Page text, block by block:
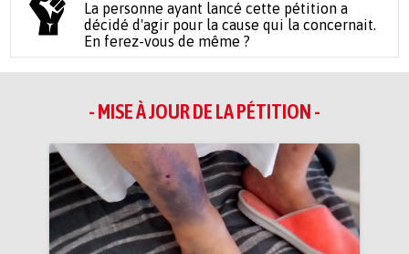
La personne ayant lancé cette pétition a
décidé d'agir pour la cause qui la concernait.
En ferez-vous de même ?
- MISE À JOUR DE LA PÉTITION -